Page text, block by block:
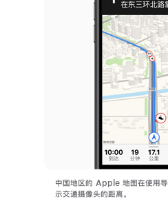
中国地区的 Apple 地图在使用导
示交通摄像头的距离。